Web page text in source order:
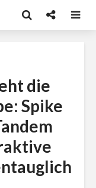
die
Spike